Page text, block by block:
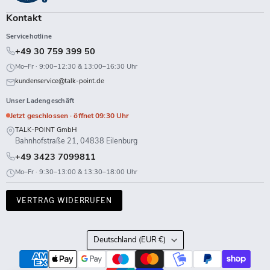
Kontakt
Servicehotline
+49 30 759 399 50
Mo–Fr · 9:00–12:30 & 13:00–16:30 Uhr
kundenservice@talk-point.de
Unser Ladengeschäft
Jetzt geschlossen · öffnet 09:30 Uhr
TALK-POINT GmbH
Bahnhofstraße 21, 04838 Eilenburg
+49 3423 7099811
Mo–Fr · 9:30–13:00 & 13:30–18:00 Uhr
VERTRAG WIDERRUFEN
Land
Deutschland (EUR €)